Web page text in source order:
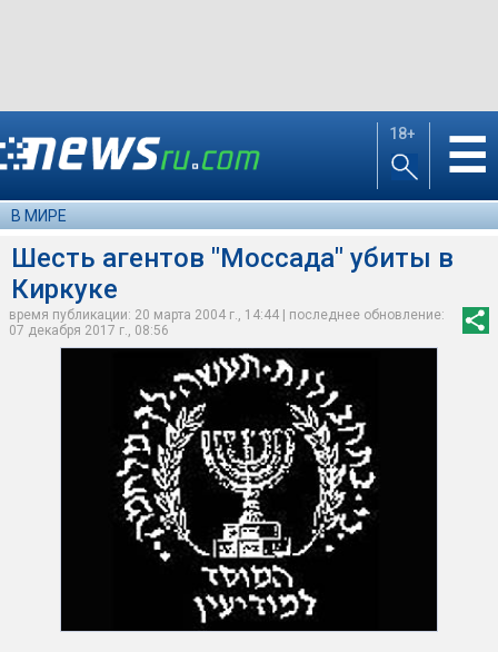
18+ ☰
В МИРЕ
Шесть агентов "Моссада" убиты в
Киркуке
время публикации: 20 марта 2004 г., 14:44 | последнее обновление:
07 декабря 2017 г., 08:56